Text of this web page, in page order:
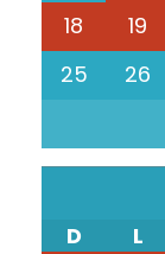
18
19
25
26
D L